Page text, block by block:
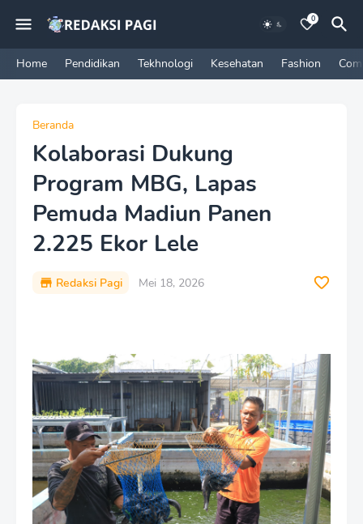
0
Home Pendidikan Tekhnologi Kesehatan Fashion
Beranda
Kolaborasi Dukung
Program MBG, Lapas
Pemuda Madiun Panen
2.225 Ekor Lele
Redaksi Pagi Mei 18, 2026
i
u
m
B
y
R
a
u
s
h